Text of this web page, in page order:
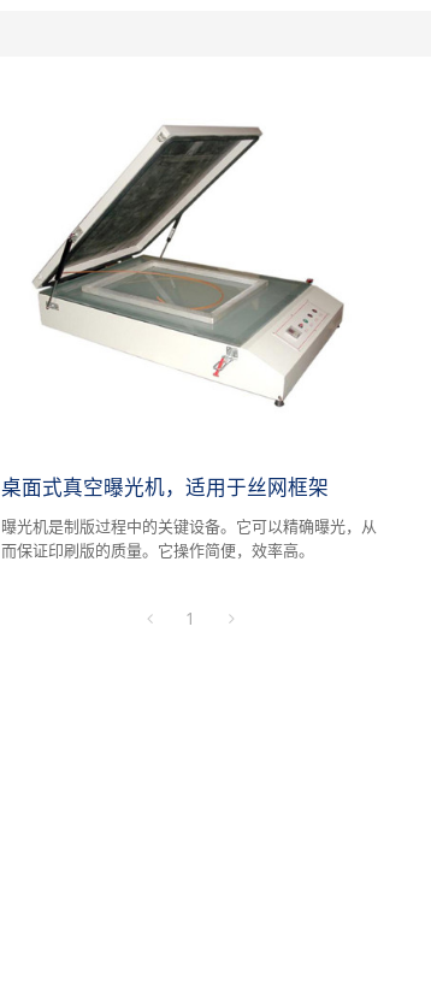
桌面式真空曝光机，适用于丝网框架
曝光机是制版过程中的关键设备。它可以精确曝光，从
而保证印刷版的质量。它操作简便，效率高。
1